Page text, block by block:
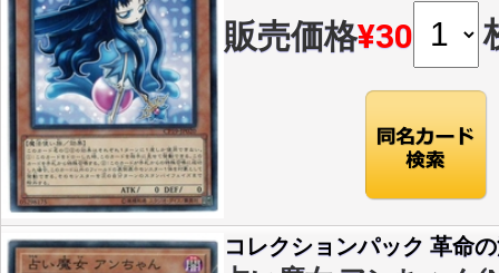
販売価格¥30
コレクションパック 革命